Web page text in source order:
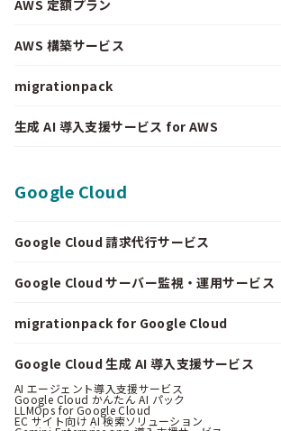
AWS 定額プラン
AWS 構築サービス
migrationpack
生成 AI 導入支援サービス for AWS
Google Cloud
Google Cloud 請求代行サービス
Google Cloud サーバー監視・運用サービス
migrationpack for Google Cloud
Google Cloud 生成 AI 導入支援サービス
AI エージェント導入支援サービス
Google Cloud かんたん AI パック
LLMOps for Google Cloud
EC サイト向け AI 検索ソリューション